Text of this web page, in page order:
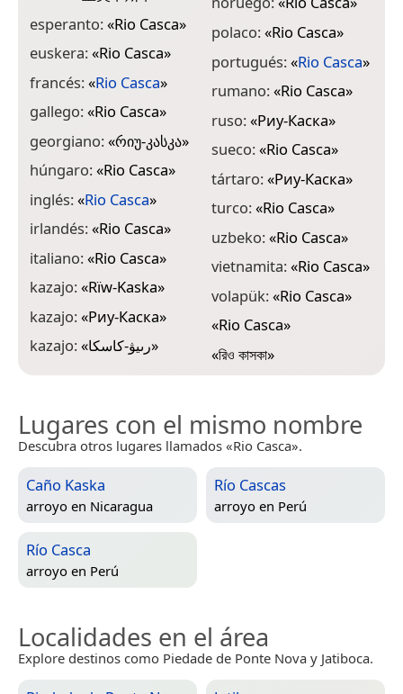
esperanto:«Rio Casca»
euskera:«Rio Casca»
francés:«Rio Casca»
gallego:«Rio Casca»
georgiano:«რიუ-კასკა»
húngaro:«Rio Casca»
inglés:«Rio Casca»
irlandés:«Rio Casca»
italiano:«Rio Casca»
kazajo:«Rïw-Kaska»
kazajo:«Риу-Каска»
kazajo:«رىيۋ-كاسكا»
polaco:«Rio Casca»
portugués:«Rio Casca»
rumano:«Rio Casca»
ruso:«Риу-Каска»
sueco:«Rio Casca»
tártaro:«Риу-Каска»
turco:«Rio Casca»
uzbeko:«Rio Casca»
vietnamita:«Rio Casca»
volapük:«Rio Casca»
«Rio Casca»
«রিও কাসকা»
Lugares con el mismo nombre
Descubra otros lugares llamados «Rio Casca».
Caño Kaska
arroyo en Nicaragua
Río Cascas
arroyo en Perú
Río Casca
arroyo en Perú
Localidades en el área
Explore destinos como Piedade de Ponte Nova y Jatiboca.